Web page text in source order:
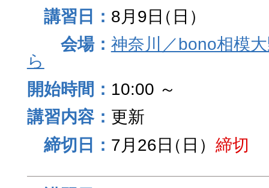
8月9日（日）
神奈川／bono相模
ら
10:00 ～
更新
7月26日（日） 締切